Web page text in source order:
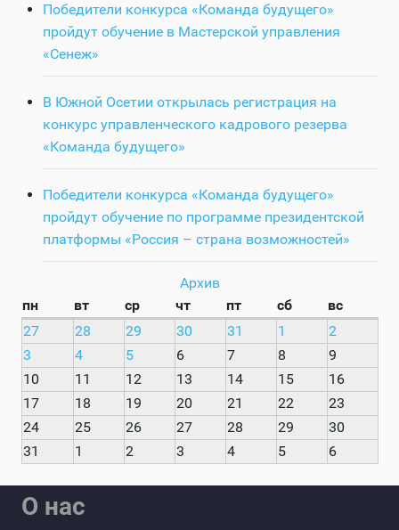
Победители конкурса «Команда будущего»
пройдут обучение в Мастерской управления
«Сенеж»
В Южной Осетии открылась регистрация на
конкурс управленческого кадрового резерва
«Команда будущего»
Победители конкурса «Команда будущего»
пройдут обучение по программе президентской
платформы «Россия – страна возможностей»
Архив
пн
вт ср чт пт сб
вс
27
28 29 30 31 1
2
3
4 5 6 7 8
9
10
11 12 13 14 15
16
17
18 19 20 21 22
23
24
25 26 27 28 29
30
31
1 2 3 4 5 6
О нас